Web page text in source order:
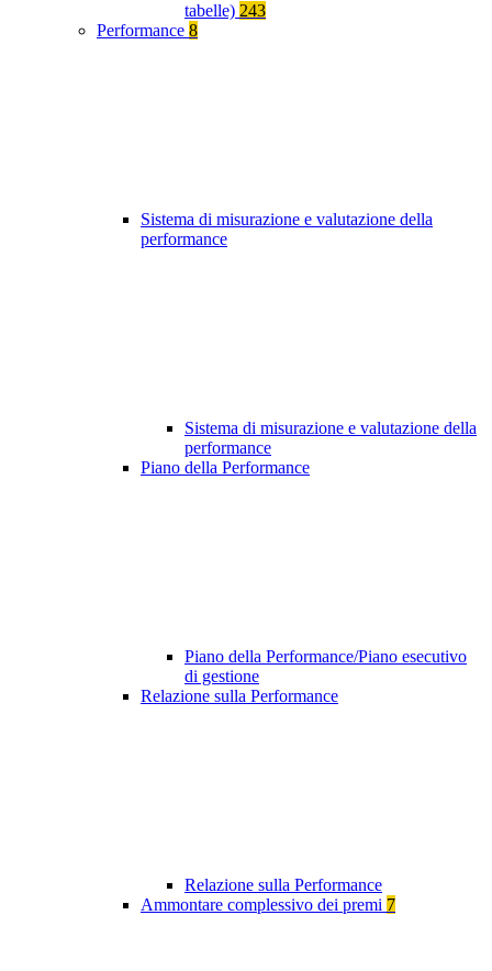
tabelle) 243
Performance 8
Sistema di misurazione e valutazione della
performance
Sistema di misurazione e valutazione della
performance
Piano della Performance
Piano della Performance/Piano esecutivo
di gestione
Relazione sulla Performance
Relazione sulla Performance
Ammontare complessivo dei premi 7